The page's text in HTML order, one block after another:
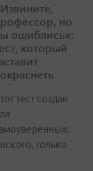
но
ошиблись»:
который
тест создан
только